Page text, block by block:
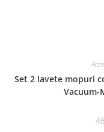
Set 2 lavete mopuri
Vacuum-